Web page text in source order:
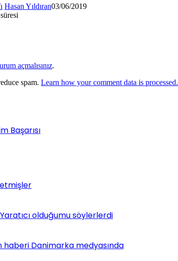
Hasan Yıldıran03/06/2019
açmalısınız.
spam. Learn how your comment data is processed.
Başarısı
olduğumu söylerlerdi
haberi Danimarka medyasında